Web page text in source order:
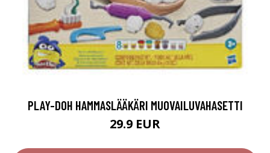
PLAY-DOH HAMMASLÄÄKÄRI MUOVAILUVAHASETTI
29.9 EUR